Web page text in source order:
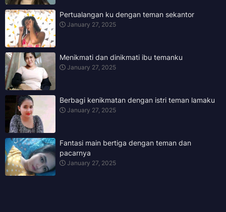
Pertualangan ku dengan teman sekantor
January 27, 2025
Menikmati dan dinikmati ibu temanku
January 27, 2025
Berbagi kenikmatan dengan istri teman lamaku
January 27, 2025
Fantasi main bertiga dengan teman dan
pacarnya
January 27, 2025